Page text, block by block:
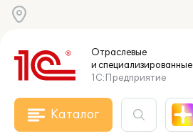
Отраслевые
и специализированные
1С:Предприятие
Каталог